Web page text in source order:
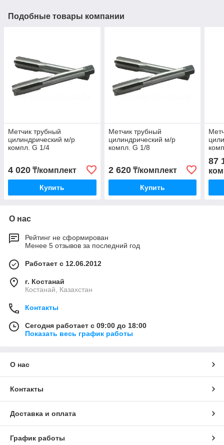
Подобные товары компании
Метчик трубный
цилиндрический м/р
компл. G 1/4
4 020 ₸/комплект
Купить
Метчик трубный
цилиндрический м/р
компл. G 1/8
2 620₸/комплект
Купить
87
О нас
Рейтинг не сформирован
Менее 5 отзывов за последний год
Работает с 12.06.2012
г. Костанай
Костанай, Казахстан
Контакты
Сегодня работает с 09:00 до 18:00
Показать весь график работы
О нас
Контакты
Доставка и оплата
График работы